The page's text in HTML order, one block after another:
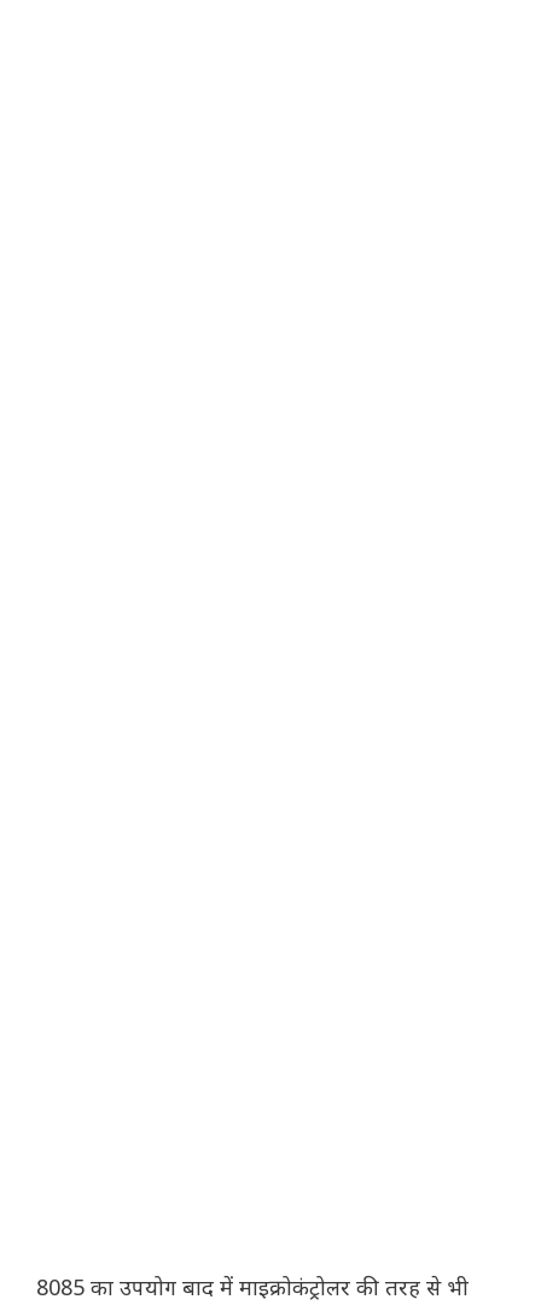
8085 का उपयोग बाद में माइक्रोकंट्रोलर की तरह से भी